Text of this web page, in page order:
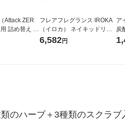
Attack ZER
詰め替え メ
1セット
フレアフレグランス IROKA
（イロカ） ネイキッドリリ
ーの香り 柔軟剤 詰め替え 超
6,582円
ア
炭
箱
のハーブ＋3種類のスクラ